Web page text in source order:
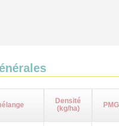
Densité
(kg/ha)